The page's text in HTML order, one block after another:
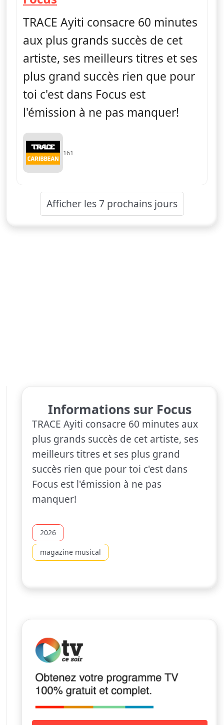
TRACE Ayiti consacre 60 minutes
aux plus grands succès de cet
artiste, ses meilleurs titres et ses
plus grand succès rien que pour
toi c'est dans Focus est
l'émission à ne pas manquer!
161
Afficher les 7 prochains jours
Informations sur Focus
TRACE Ayiti consacre 60 minutes aux
plus grands succès de cet artiste, ses
meilleurs titres et ses plus grand
succès rien que pour toi c'est dans
Focus est l'émission à ne pas
manquer!
2026
magazine musical